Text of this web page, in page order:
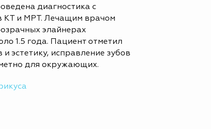
диагностика с
КТ и МРТ. Лечащим врачом
элайнерах
1.5 года. Пациент отметил
эстетику, исправление зубов
для окружающих.